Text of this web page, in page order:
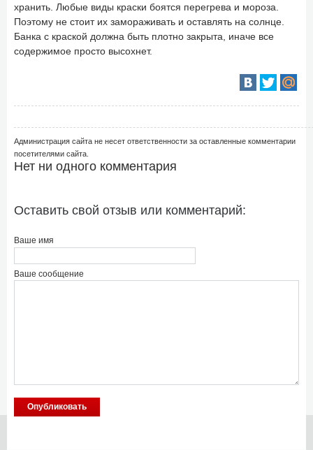
хранить. Любые виды краски боятся перегрева и мороза.
Поэтому не стоит их замораживать и оставлять на солнце.
Банка с краской должна быть плотно закрыта, иначе все
содержимое просто высохнет.
Администрация сайта не несет ответственности за оставленные комментарии
посетителями сайта.
Нет ни одного комментария
Оставить свой отзыв или комментарий:
Ваше имя
Ваше сообщение